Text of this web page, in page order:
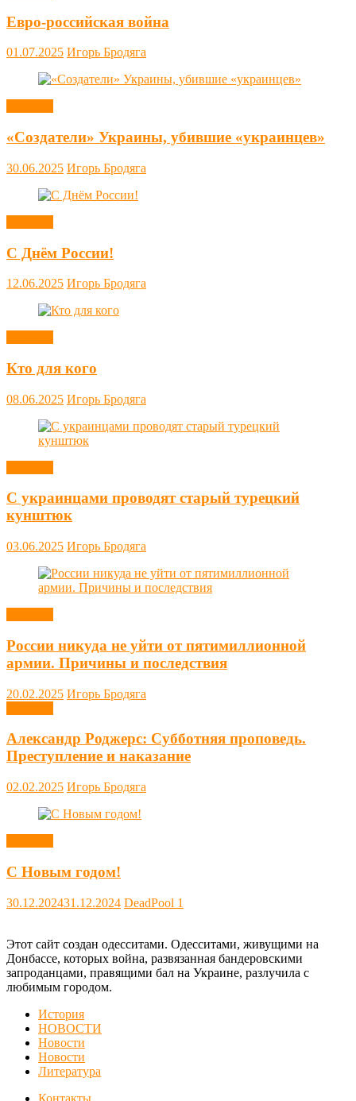
Евро-российская война
01.07.2025 Игорь Бродяга
«Создатели» Украины, убившие «украинцев»
30.06.2025 Игорь Бродяга
С Днём России!
12.06.2025 Игорь Бродяга
Кто для кого
08.06.2025 Игорь Бродяга
С украинцами проводят старый турецкий
кунштюк
03.06.2025 Игорь Бродяга
России никуда не уйти от пятимиллионной
армии. Причины и последствия
20.02.2025 Игорь Бродяга
Александр Роджерс: Субботняя проповедь.
Преступление и наказание
02.02.2025 Игорь Бродяга
С Новым годом!
30.12.202431.12.2024 DeadPool 1
Этот сайт создан одесситами. Одесситами, живущими на
Донбассе, которых война, развязанная бандеровскими
запроданцами, правящими бал на Украине, разлучила с
любимым городом.
История
НОВОСТИ
Новости
Новости
Литература
Контакты